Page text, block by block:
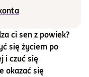
ci sen z powiek?
się życiem po
i czuć się
okazać się